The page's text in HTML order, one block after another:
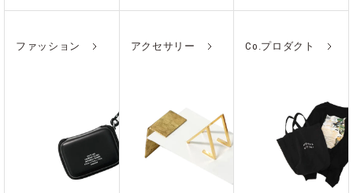
ファッション アクセサリー Co.プロダクト